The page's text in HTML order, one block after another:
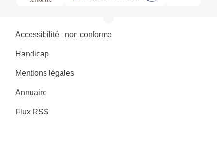
Accessibilité : non conforme
Handicap
Mentions légales
Annuaire
Flux RSS